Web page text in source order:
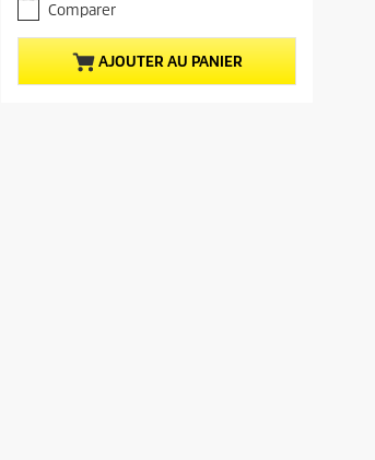
d
u
p
r
i
l
e
s
Comparer
AJOUTER AU PANIER